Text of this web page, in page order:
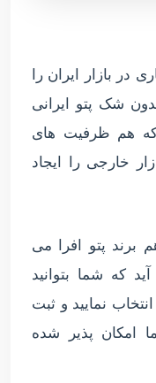
بازار ایران را
شک پتو ایرانی
هم ظرفیت های
خارجی را ایجاد
برند پتو افرا می
که شما بتوانید
نمایید و ثبت
امکان پذیر شده